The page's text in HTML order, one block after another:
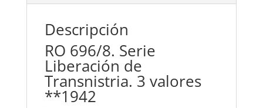
Descripción
RO 696/8. Serie
Liberación de
Transnistria. 3 valores
**1942